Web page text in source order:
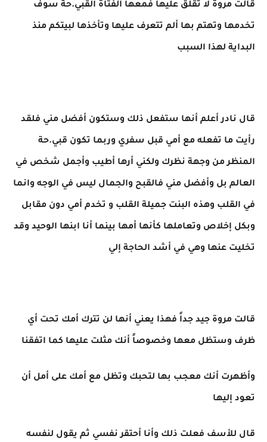
قالت مروة لا تقلق عليها فمعها الفتاة القبي.حة سوف
تخدمها وتهتم بها ألم تتعرف عليها وتأخذها لبيتكم منذ
البداية لهذا السبب
قال نادر أعلم أنها ستفعل ذلك وستكون أفضل مني فلقد
رأيت ما تفعله مع أمي قبل سفري وربما تكون قبي.حة
المنظر من وجهة نظرك ولكني أرها أطيب وأجمل شخص في
العالم بل وأفضل مني فالقبح والجمال ليس في الوجه وانما
في القلب وهذه البنت جميلة القلب و تخدم أمي دون مقابل
وبكل إخلاص وتعاملها كأنها أمها بينما أنا ابنها الوحيد وقد
تخليت عنها وهي في أشد الحاجة إلي
قالت مروة جيد جداً فهذا يعني أنها لن تترك أمك تحت أي
ظرف وستظل معها وخصوصاً أنك مثلت عليها كما اتفقنا
وأظهرت أنك معجب بها لتحبك وتظل مع أمك على أمل أن
تعود إليها
قال للأسف فعلت ذلك وأنا أحتقر نفسي ثم يقول لنفسه